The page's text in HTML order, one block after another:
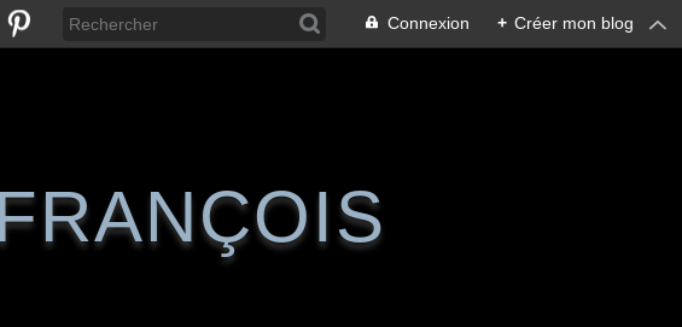
Connexion + Créer mon blog